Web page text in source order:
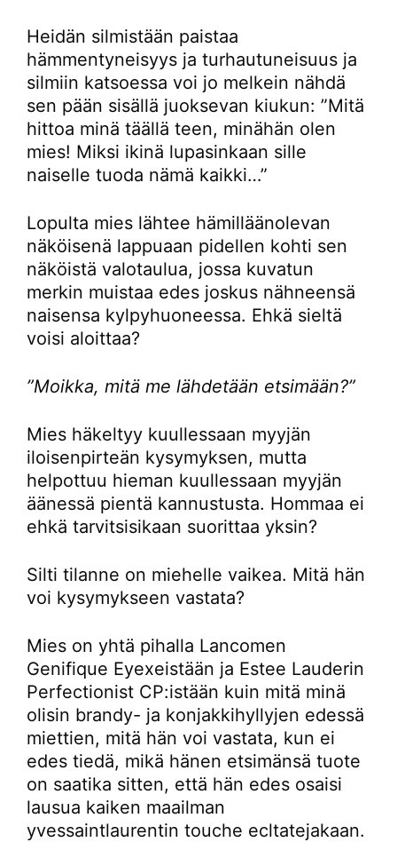
Heidän silmistään paistaa
hämmentyneisyys ja turhautuneisuus ja
silmiin katsoessa voi jo melkein nähdä
sen pään sisällä juoksevan kiukun: ”Mitä
hittoa minä täällä teen, minähän olen
mies! Miksi ikinä lupasinkaan sille
naiselle tuoda nämä kaikki…”
Lopulta mies lähtee hämilläänolevan
näköisenä lappuaan pidellen kohti sen
näköistä valotaulua, jossa kuvatun
merkin muistaa edes joskus nähneensä
naisensa kylpyhuoneessa. Ehkä sieltä
voisi aloittaa?
”Moikka, mitä me lähdetään etsimään?”
Mies häkeltyy kuullessaan myyjän
iloisenpirteän kysymyksen, mutta
helpottuu hieman kuullessaan myyjän
äänessä pientä kannustusta. Hommaa ei
ehkä tarvitsisikaan suorittaa yksin?
Silti tilanne on miehelle vaikea. Mitä hän
voi kysymykseen vastata?
Mies on yhtä pihalla Lancomen
Genifique Eyexeistään ja Estee Lauderin
Perfectionist CP:istään kuin mitä minä
olisin brandy- ja konjakkihyllyjen edessä
miettien, mitä hän voi vastata, kun ei
edes tiedä, mikä hänen etsimänsä tuote
on saatika sitten, että hän edes osaisi
lausua kaiken maailman
yvessaintlaurentin touche ecltatejakaan.